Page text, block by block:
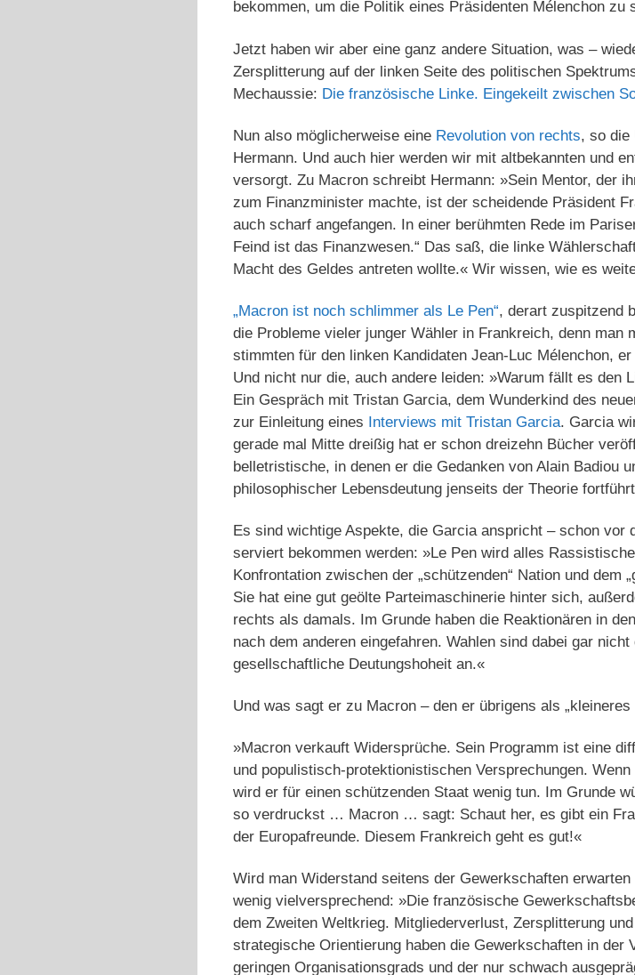
bekommen, um die Politik eines Präsidenten Mélenchon
Jetzt haben wir aber eine ganz andere Situation, was –
Zersplitterung auf der linken Seite des politischen
Mechaussie: Die französische Linke. Eingekeilt zwischen
Nun also möglicherweise eine Revolution von rechts, so die
Hermann. Und auch hier werden wir mit altbekannten und
versorgt. Zu Macron schreibt Hermann: »Sein Mentor, der
zum Finanzminister machte, ist der scheidende Präsident
auch scharf angefangen. In einer berühmten Rede im
Feind ist das Finanzwesen.“ Das saß, die linke
Macht des Geldes antreten wollte.« Wir wissen, wie es
„Macron ist noch schlimmer als Le Pen“, derart zuspitzend
die Probleme vieler junger Wähler in Frankreich, denn man
stimmten für den linken Kandidaten Jean-Luc Mélenchon,
Und nicht nur die, auch andere leiden: »Warum fällt es den
Ein Gespräch mit Tristan Garcia, dem Wunderkind des
zur Einleitung eines Interviews mit Tristan Garcia. Garcia
gerade mal Mitte dreißig hat er schon dreizehn Bücher
belletristische, in denen er die Gedanken von Alain Badiou
philosophischer Lebensdeutung jenseits der Theorie
Es sind wichtige Aspekte, die Garcia anspricht – schon vor
serviert bekommen werden: »Le Pen wird alles
Konfrontation zwischen der „schützenden“ Nation und dem
Sie hat eine gut geölte Parteimaschinerie hinter sich,
rechts als damals. Im Grunde haben die Reaktionären in
nach dem anderen eingefahren. Wahlen sind dabei gar
gesellschaftliche Deutungshoheit an.«
Und was sagt er zu Macron – den er übrigens als „kleineres
»Macron verkauft Widersprüche. Sein Programm ist eine
und populistisch-protektionistischen Versprechungen.
wird er für einen schützenden Staat wenig tun. Im Grunde
so verdruckst … Macron … sagt: Schaut her, es gibt ein
der Europafreunde. Diesem Frankreich geht es gut!«
Wird man Widerstand seitens der Gewerkschaften
wenig vielversprechend: »Die französische
dem Zweiten Weltkrieg. Mitgliederverlust, Zersplitterung
strategische Orientierung haben die Gewerkschaften in der
geringen Organisationsgrads und der nur schwach